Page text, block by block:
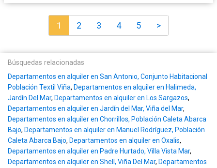
1 2 3 4 5 >
Búsquedas relacionadas
Departamentos en alquiler en San Antonio, Conjunto Habitacional
Población Textil Viña, Departamentos en alquiler en Halimeda,
Jardín Del Mar, Departamentos en alquiler en Los Sargazos,
Departamentos en alquiler en Jardín del Mar, Viña del Mar,
Departamentos en alquiler en Chorrillos, Población Caleta Abarca
Bajo, Departamentos en alquiler en Manuel Rodríguez, Población
Caleta Abarca Bajo, Departamentos en alquiler en Oxalis,
Departamentos en alquiler en Padre Hurtado, Villa Vista Mar,
Departamentos en alquiler en Shell, Viña Del Mar, Departamentos